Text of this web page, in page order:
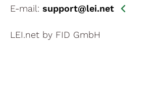
E-mail: support@lei.net
LEI.net by FID GmbH